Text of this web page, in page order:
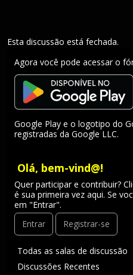
Esta discussão está fechada.
Agora você pode acessar o
Google Play e o logotipo do
registradas da Google LLC.
Olá, bem-vind@!
Quer participar e contribuir?
é sua primeira vez aqui. Se
em "Entrar".
Entrar
Registrar-se
LTodas as salas de discussão
Discussões Recentes